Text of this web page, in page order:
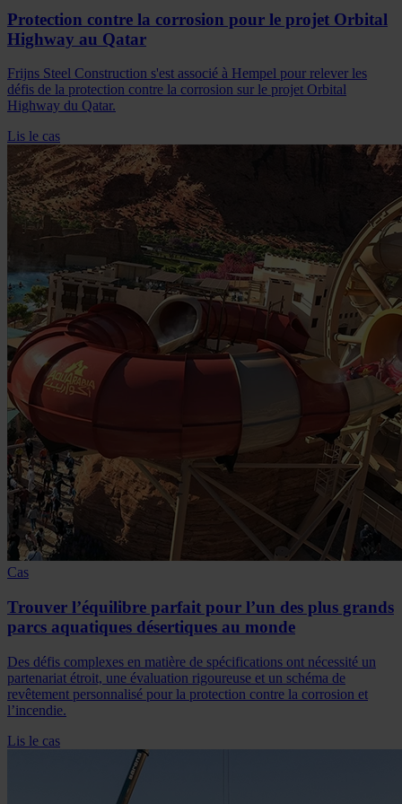
Protection contre la corrosion pour le projet Orbital
Highway au Qatar
Frijns Steel Construction s'est associé à Hempel pour relever les
défis de la protection contre la corrosion sur le projet Orbital
Highway du Qatar.
Lis le cas
Cas
Trouver l’équilibre parfait pour l’un des plus grands
parcs aquatiques désertiques au monde
Des défis complexes en matière de spécifications ont nécessité un
partenariat étroit, une évaluation rigoureuse et un schéma de
revêtement personnalisé pour la protection contre la corrosion et
l’incendie.
Lis le cas